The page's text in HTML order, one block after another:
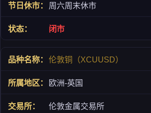
周六周末休市
闭市
伦敦铜（XCUUSD）
欧洲-英国
伦敦金属交易所